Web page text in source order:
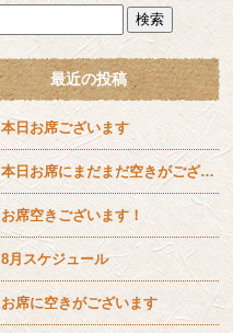
最近の投稿
本日お席ございます
本日お席にまだまだ空きがございます^ ^
お席空きございます！
8月スケジュール
お席に空きがございます